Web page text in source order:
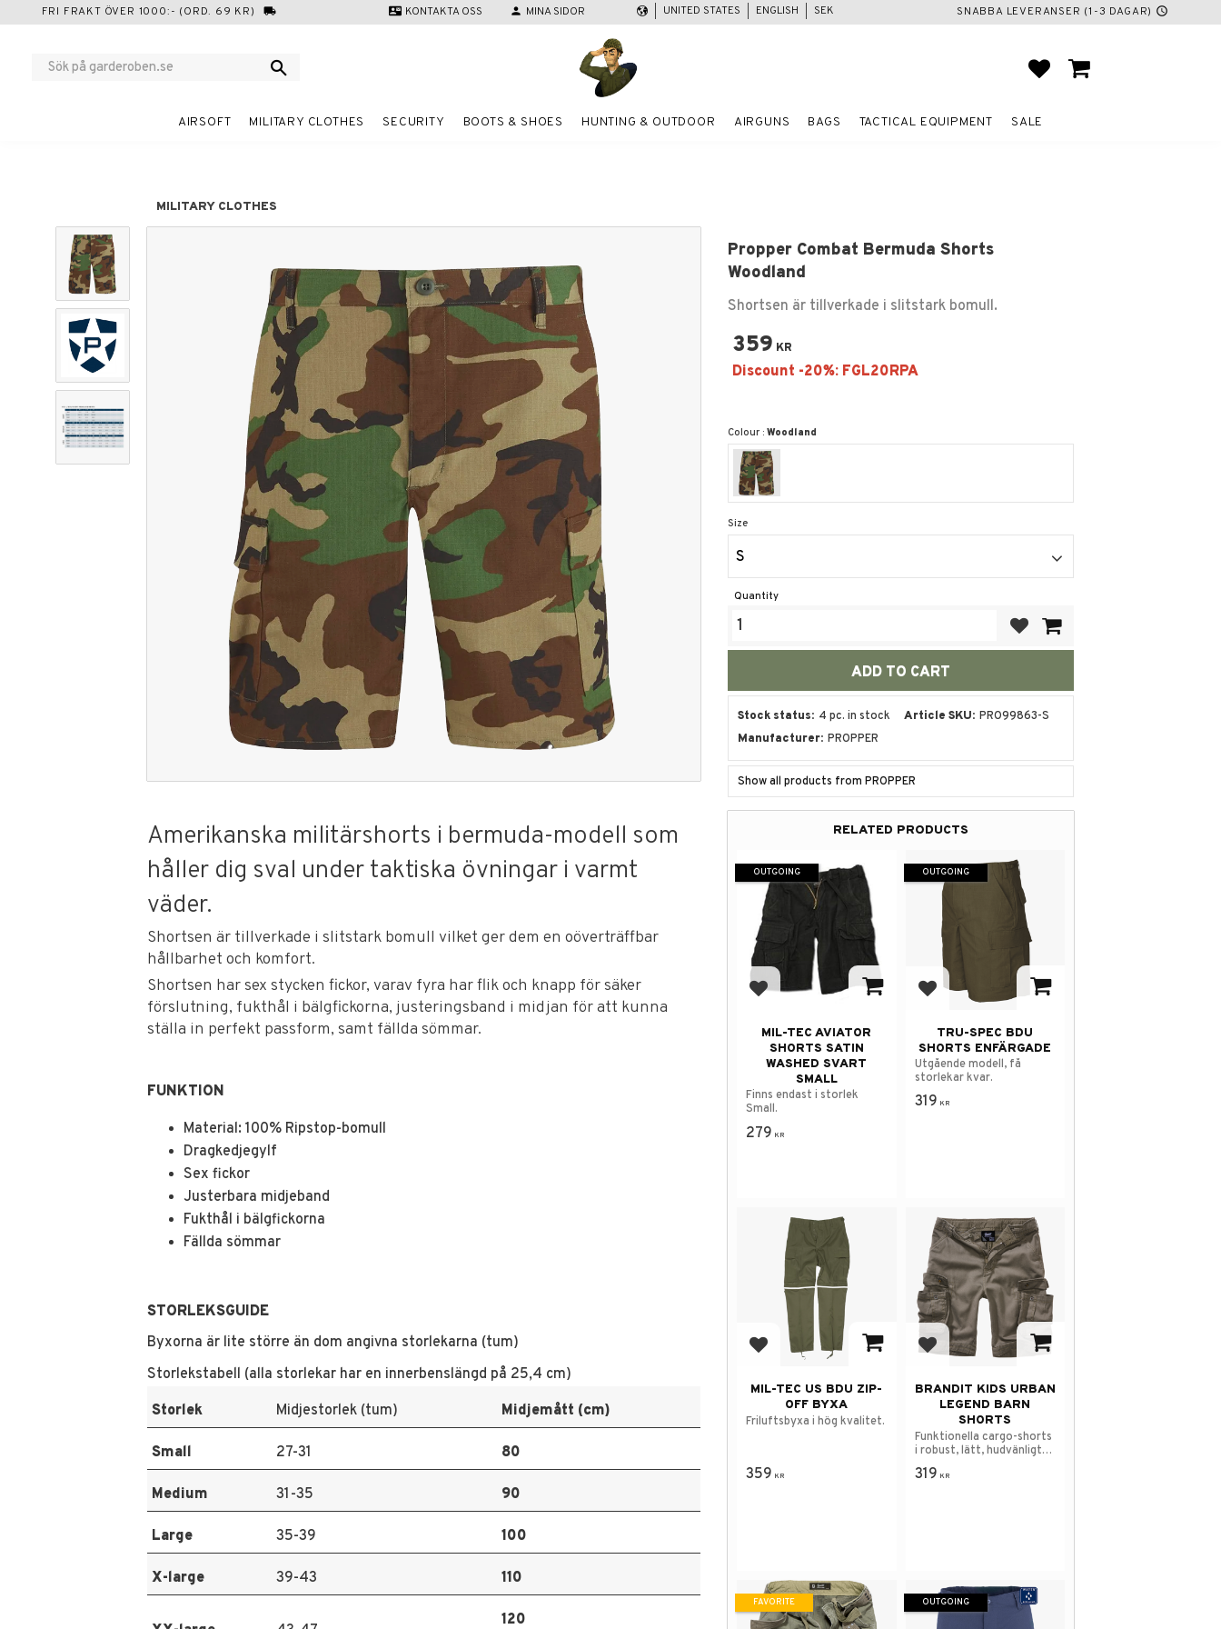
FRI FRAKT ÖVER 1000:- (ORD. 69 KR) local_shipping contact_mail KONTAKTA OSS person MINA SIDOR SNABBA LEVERANSER (1-3 DAGAR) schedule
UNITED STATES ENGLISH SEK
FAVORITES
BASKET
AIRSOFT MILITARY CLOTHES SECURITY BOOTS & SHOES HUNTING & OUTDOOR AIRGUNS BAGS TACTICAL EQUIPMENT SALE
MILITARY CLOTHES
Propper Combat Bermuda Shorts
Woodland
Shortsen är tillverkade i slitstark bomull.
359 KR
Colour :Woodland
Size
S
Quantity
Stock status 4 pc. in stock Article SKU PRO99863-S
Manufacturer PROPPER
Show all products from PROPPER
Amerikanska militärshorts i bermuda-modell som
håller dig sval under taktiska övningar i varmt
väder.
Shortsen är tillverkade i slitstark bomull vilket ger dem en oöverträffbar
hållbarhet och komfort.
Shortsen har sex stycken fickor, varav fyra har flik och knapp för säker
förslutning, fukthål i bälgfickorna, justeringsband i midjan för att kunna
ställa in perfekt passform, samt fällda sömmar.
FUNKTION
Material: 100% Ripstop-bomull
Dragkedjegylf
Sex fickor
Justerbara midjeband
Fukthål i bälgfickorna
Fällda sömmar
STORLEKSGUIDE
Byxorna är lite större än dom angivna storlekarna (tum)
Storlekstabell (alla storlekar har en innerbenslängd på 25,4 cm)
Storlek
Midjestorlek (tum) Midjemått (cm)
Small 27-31 80
Medium 31-35 90
Large 35-39 100
X-large 39-43 110
120
RELATED PRODUCTS
Add to favorites
MIL-TEC AVIATOR
SHORTS SATIN
WASHED SVART
SMALL
Finns endast i storlek
Small.
279 KR
OUTGOING
Add to favorites
TRU-SPEC BDU
SHORTS ENFÄRGADE
Utgående modell, få
storlekar kvar.
319 KR
OUTGOING
Add to favorites
MIL-TEC US BDU ZIP-
OFF BYXA
Friluftsbyxa i hög kvalitet.
359 KR
Add to favorites
BRANDIT KIDS URBAN
LEGEND BARN
SHORTS
Funktionella cargo-shorts
i robust, lätt, hudvänligt
bomullsmaterial.
319 KR
FAVORITE OUTGOING